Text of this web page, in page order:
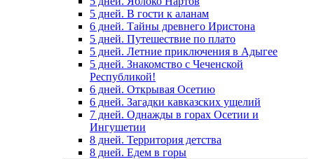
5 дней. В гости к аланам
6 дней. Тайны древнего Иристона
5 дней. Путешествие по плато
5 дней. Летние приключения в Адыгее
5 дней. Знакомство с Чеченской
Республикой!
6 дней. Открывая Осетию
6 дней. Загадки кавказских ущелий
7 дней. Однажды в горах Осетии и
Ингушетии
8 дней. Территория детства
8 дней. Едем в горы